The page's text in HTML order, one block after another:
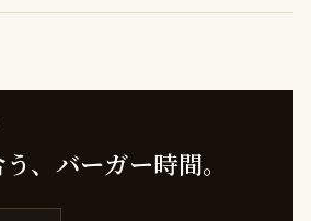
、バーガー時間。